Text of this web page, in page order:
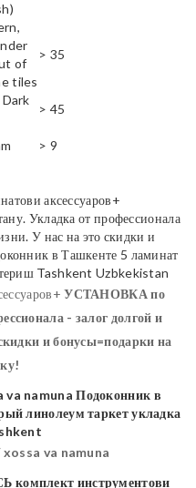
of
tiles
> 35
> 45
> 9
УСТАНОВКАпо
- залог долгой и
и бонусы=подарки на
xossa va namuna